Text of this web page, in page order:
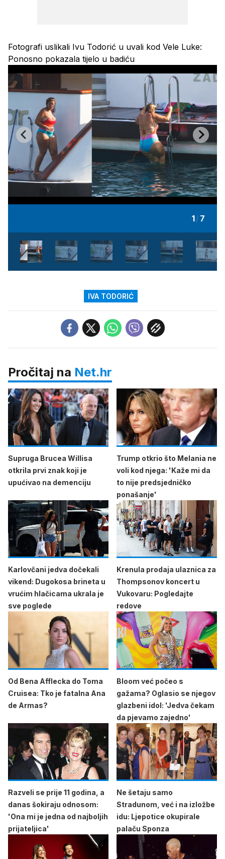
Fotografi uslikali Ivu Todorić u uvali kod Vele Luke:
Ponosno pokazala tijelo u badiću
1/ 7
IVA TODORIĆ
Pročitaj na Net.hr
Supruga Brucea Willisa
otkrila prvi znak koji je
upućivao na demenciju
Trump otkrio što Melania ne
voli kod njega: 'Kaže mi da
to nije predsjedničko
ponašanje'
Karlovčani jedva dočekali
vikend: Dugokosa brineta u
vrućim hlačicama ukrala je
sve poglede
Krenula prodaja ulaznica za
Thompsonov koncert u
Vukovaru: Pogledajte
redove
Od Bena Afflecka do Toma
Cruisea: Tko je fatalna Ana
de Armas?
Bloom već počeo s
gažama? Oglasio se njegov
glazbeni idol: 'Jedva čekam
da pjevamo zajedno'
Razveli se prije 11 godina, a
danas šokiraju odnosom:
'Ona mi je jedna od najboljih
prijateljica'
Ne šetaju samo
Stradunom, već i na izložbe
idu: Ljepotice okupirale
palaču Sponza